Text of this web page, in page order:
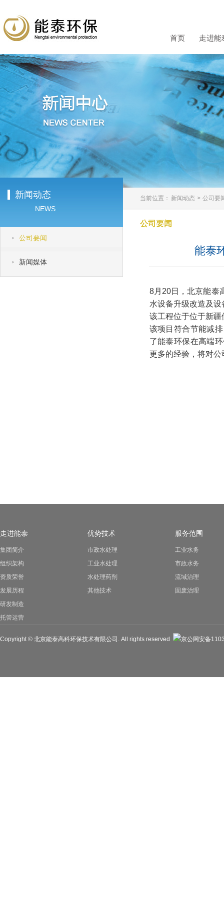
首页 走进能
新闻动态
NEWS
公司要闻
新闻媒体
当前位置： 新闻动态 > 公司要
公司要闻
能泰
8月20日，北京能泰
水设备升级改造
该工程位于位于新
该项目符合节能减
了能泰环保在高端
更多的经验，将对
走进能泰
集团简介
组织架构
资质荣誉
发展历程
研发制造
托管运营
优势技术
市政水处理
工业水处理
水处理药剂
其他技术
服务范围
工业水务
市政水务
流域治理
固废治理
Copyright © 北京能泰高科环保技术有限公司. All rights reserved 京公网安备